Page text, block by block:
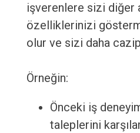
işverenlere sizi diğer
özelliklerinizi
olur ve sizi daha
Örneğin:
Önceki iş
taleplerini